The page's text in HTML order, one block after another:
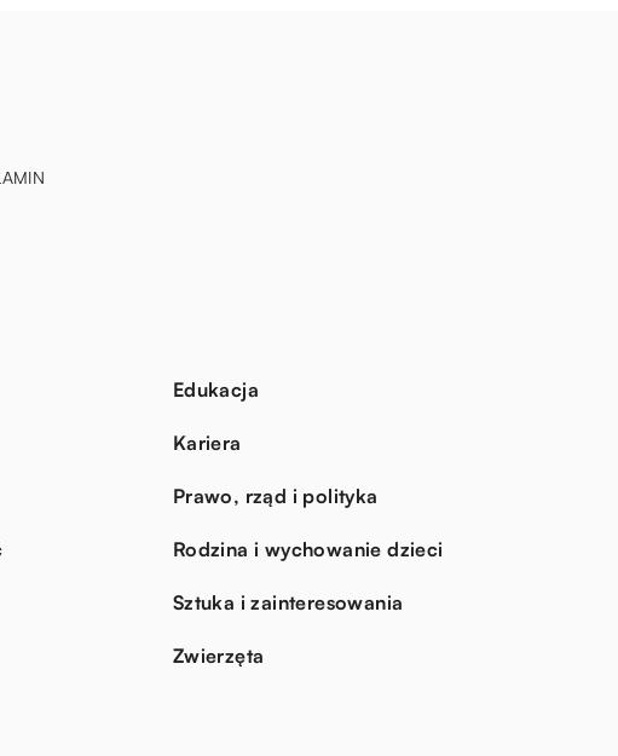
Edukacja
Kariera
Prawo, rząd i polityka
Rodzina i wychowanie dzieci
Sztuka i zainteresowania
Zwierzęta